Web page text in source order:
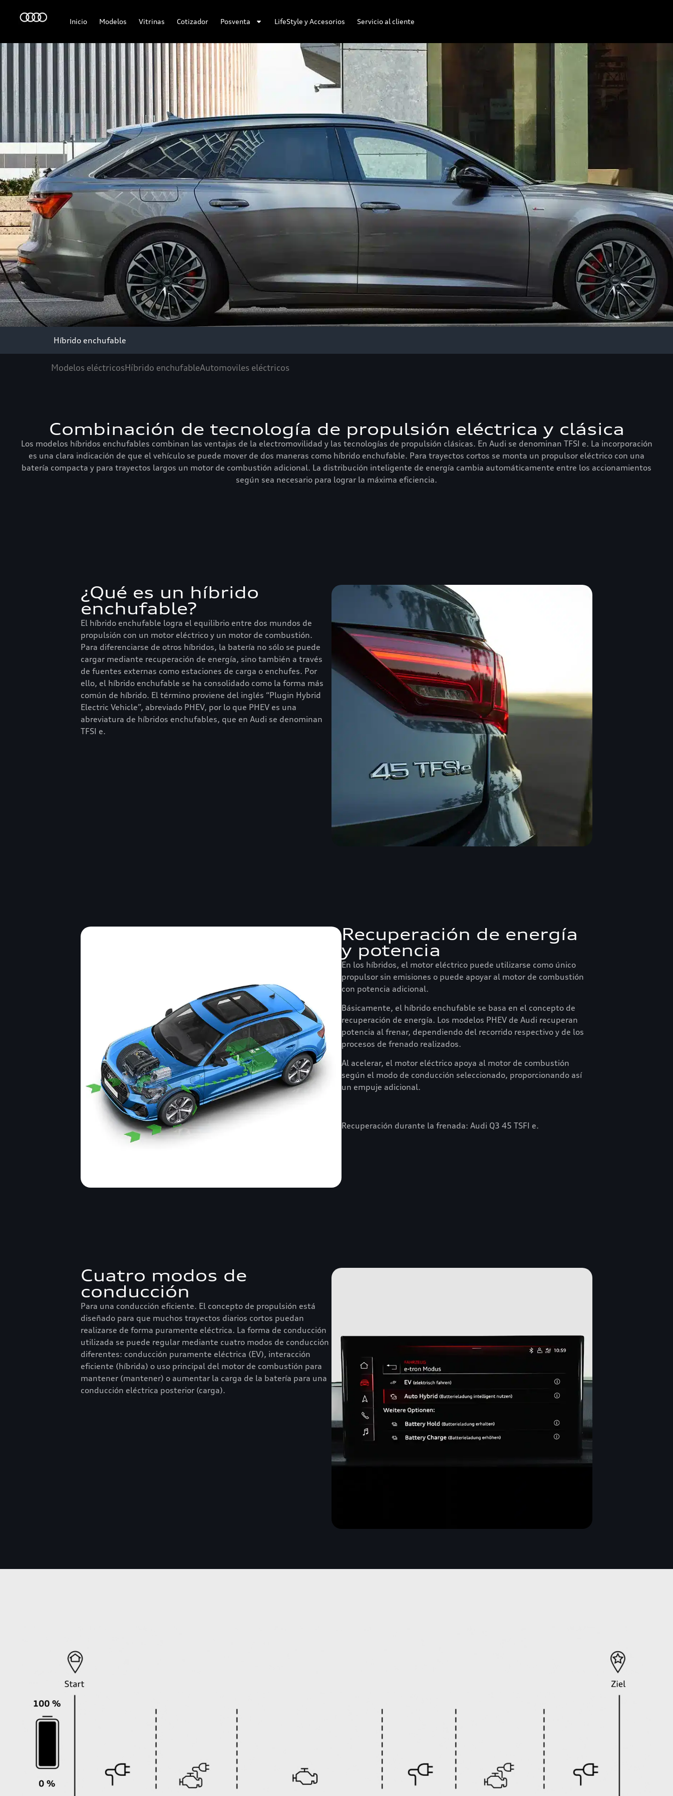
Inicio Modelos Vitrinas Cotizador Posventa LifeStyle y Accesorios Servicio al cliente
Híbrido enchufable
Modelos eléctricosHíbrido enchufableAutomoviles eléctricos
Combinación de tecnología de propulsión eléctrica y clásica
Los modelos híbridos enchufables combinan las ventajas de la electromovilidad y las tecnologías de propulsión clásicas. En Audi se denominan TFSI e. La incorporación
es una clara indicación de que el vehículo se puede mover de dos maneras como híbrido enchufable. Para trayectos cortos se monta un propulsor eléctrico con una
batería compacta y para trayectos largos un motor de combustión adicional. La distribución inteligente de energía cambia automáticamente entre los accionamientos
según sea necesario para lograr la máxima eficiencia.
¿Qué es un híbrido
enchufable?
El híbrido enchufable logra el equilibrio entre dos mundos de
propulsión con un motor eléctrico y un motor de combustión.
Para diferenciarse de otros híbridos, la batería no sólo se puede
cargar mediante recuperación de energía, sino también a través
de fuentes externas como estaciones de carga o enchufes. Por
ello, el híbrido enchufable se ha consolidado como la forma más
común de híbrido. El término proviene del inglés “Plugin Hybrid
Electric Vehicle”, abreviado PHEV, por lo que PHEV es una
abreviatura de híbridos enchufables, que en Audi se denominan
TFSI e.
Recuperación de energía
y potencia
En los híbridos, el motor eléctrico puede utilizarse como único
propulsor sin emisiones o puede apoyar al motor de combustión
con potencia adicional.
Básicamente, el híbrido enchufable se basa en el concepto de
recuperación de energía. Los modelos PHEV de Audi recuperan
potencia al frenar, dependiendo del recorrido respectivo y de los
procesos de frenado realizados.
Al acelerar, el motor eléctrico apoya al motor de combustión
según el modo de conducción seleccionado, proporcionando así
un empuje adicional.
Recuperación durante la frenada: Audi Q3 45 TSFI e.
Cuatro modos de
conducción
Para una conducción eficiente. El concepto de propulsión está
diseñado para que muchos trayectos diarios cortos puedan
realizarse de forma puramente eléctrica. La forma de conducción
utilizada se puede regular mediante cuatro modos de conducción
diferentes: conducción puramente eléctrica (EV), interacción
eficiente (híbrida) o uso principal del motor de combustión para
mantener (mantener) o aumentar la carga de la batería para una
conducción eléctrica posterior (carga).